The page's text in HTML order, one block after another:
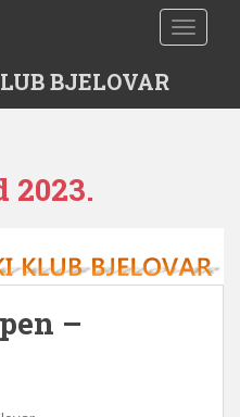
BJELOVAR
2023.
–